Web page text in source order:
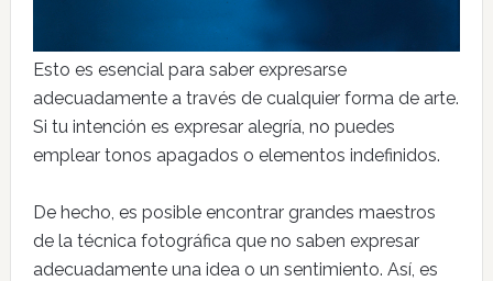
Esto es esencial para saber expresarse
adecuadamente a través de cualquier forma de arte.
Si tu intención es expresar alegría, no puedes
emplear tonos apagados o elementos indefinidos.
De hecho, es posible encontrar grandes maestros
de la técnica fotográfica que no saben expresar
adecuadamente una idea o un sentimiento. Así, es